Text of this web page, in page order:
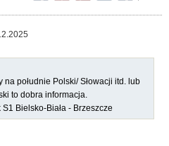
na południe Polski/ Słowacji itd. lub
to dobra informacja.
Bielsko-Biała - Brzeszcze